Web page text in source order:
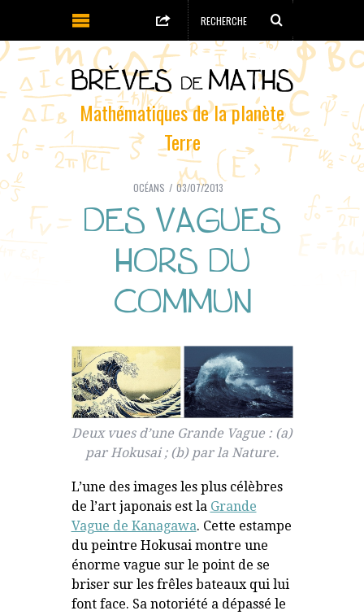
Mathématiques de la planète
Terre
OCÉANS 03/07/2013
DES VAGUES
HORS DU
COMMUN
Deux vues d’une Grande Vague : (a)
par Hokusai ; (b) par la Nature.
L’une des images les plus célèbres
de l’art japonais est la Grande
Vague de Kanagawa. Cette estampe
du peintre Hokusai montre une
énorme vague sur le point de se
briser sur les frêles bateaux qui lui
font face. Sa notoriété a dépassé le